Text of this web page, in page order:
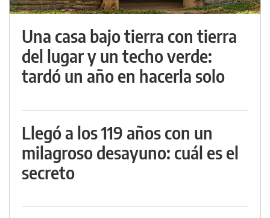
Una casa bajo tierra con tierra
del lugar y un techo verde:
tardó un año en hacerla solo
Llegó a los 119 años con un
milagroso desayuno: cuál es el
secreto